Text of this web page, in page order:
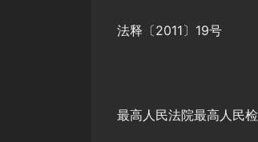
法释〔2011〕19号
最高人民法院最高人民